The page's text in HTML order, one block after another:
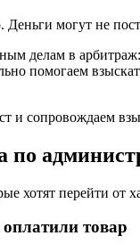
могут не
сопровождаем
по
хотят перейти от
товар